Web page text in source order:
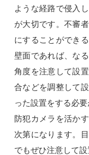
ような経路で侵入
が大切です。不審
にすることができ
壁面であれば、な
角度を注意して設
合などを調整して
った設置をする必要
防犯カメラを活か
次第になります。
でもぜひ注意して